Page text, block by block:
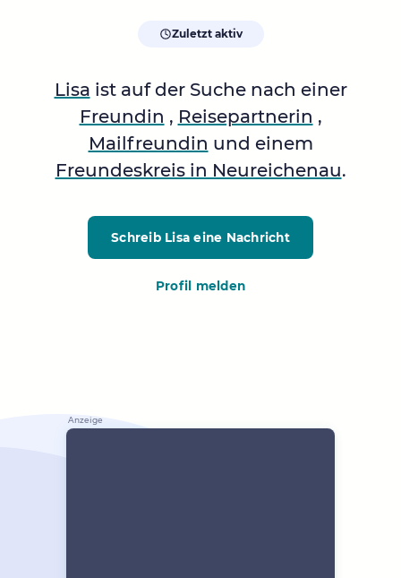
Zuletzt aktiv
Lisa ist auf der Suche nach einer
Freundin , Reisepartnerin ,
Mailfreundin und einem
Freundeskreis in Neureichenau.
Schreib Lisa eine Nachricht
Profil melden